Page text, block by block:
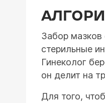
Забор мазков
стерильные
Гинеколог
он делит на
Для того,